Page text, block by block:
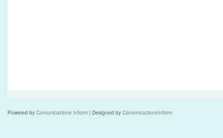
Powered by Comunicazione Inform | Designed by ComunicazioneInform